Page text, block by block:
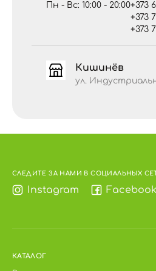
Пн - Вс: 10:00 - 20:00+373
+373
+373
Кишинёв
ул.
СЛЕДИТЕ ЗА НАМИ В СОЦИАЛЬНЫХ
Instagram Facebook
КАТАЛОГ